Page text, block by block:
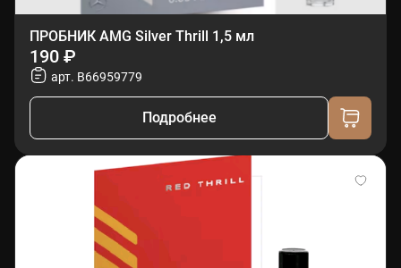
ПРОБНИК AMG Silver Thrill 1,5 мл
190 ₽
арт. B66959779
Подробнее